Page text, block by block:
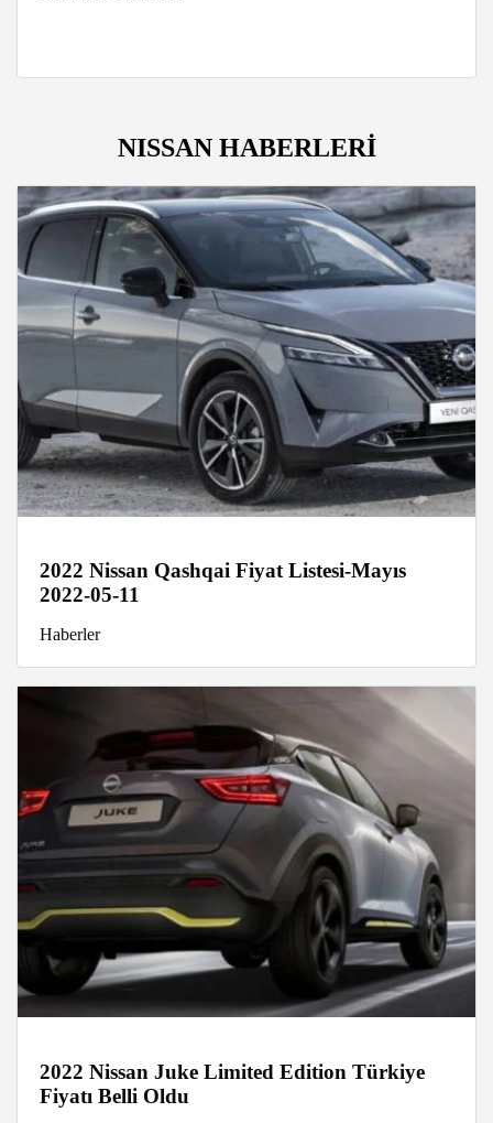
NISSAN HABERLERİ
2022 Nissan Qashqai Fiyat Listesi-Mayıs
2022-05-11
Haberler
2022 Nissan Juke Limited Edition Türkiye
Fiyatı Belli Oldu